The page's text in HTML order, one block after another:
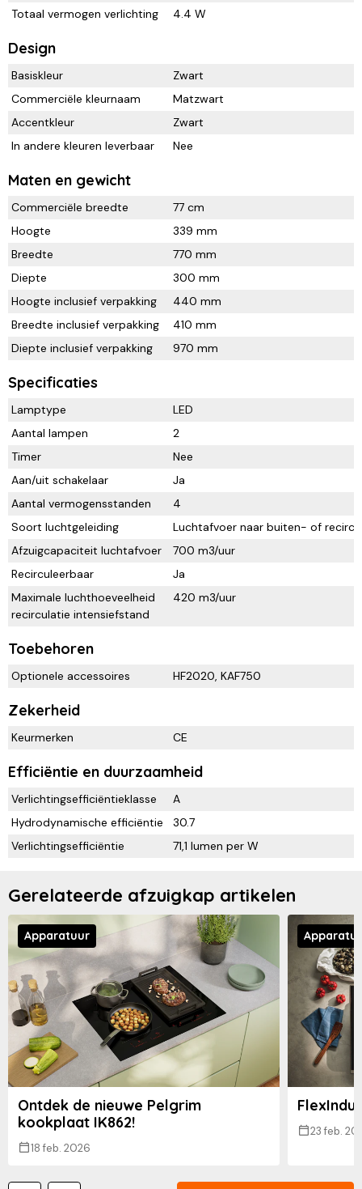
Totaal vermogen verlichting 4.4 W
Design
Basiskleur
Zwart
Commerciële kleurnaam
Matzwart
Accentkleur
Zwart
In andere kleuren leverbaar
Nee
Maten en gewicht
Commerciële breedte
77 cm
Hoogte
339 mm
Breedte
770 mm
Diepte
300 mm
Hoogte inclusief verpakking
440 mm
Breedte inclusief verpakking
410 mm
Diepte inclusief verpakking
970 mm
Specificaties
Lamptype
LED
Aantal lampen
2
Timer
Nee
Aan/uit schakelaar
Ja
Aantal vermogensstanden
4
Soort luchtgeleiding
Luchtafvoer naar buiten- of
Afzuigcapaciteit luchtafvoer
700 m3/uur
Recirculeerbaar
Ja
Maximale luchthoeveelheid
recirculatie intensiefstand
420 m3/uur
Toebehoren
Optionele accessoires HF2020, KAF750
Zekerheid
Keurmerken CE
Efficiëntie en duurzaamheid
Verlichtingsefficiëntieklasse
A
Hydrodynamische efficiëntie
30.7
Verlichtingsefficiëntie
71,1 lumen per W
Gerelateerde afzuigkap artikelen
Apparatuur
Ontdek de nieuwe Pelgrim
kookplaat IK862!
18 feb. 2026
23 feb.